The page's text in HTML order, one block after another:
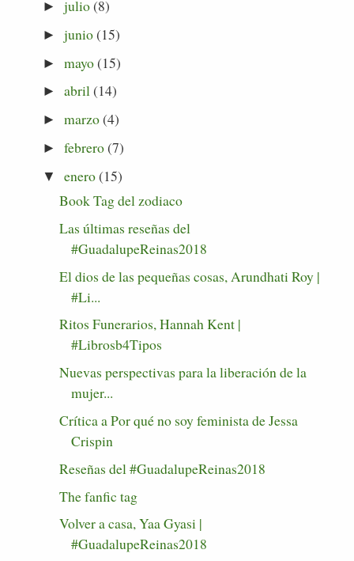
► julio(8)
► junio(15)
► mayo(15)
► abril(14)
► marzo(4)
► febrero(7)
▼ enero(15)
Book Tag del zodiaco
Las últimas reseñas del
#GuadalupeReinas2018
El dios de las pequeñas cosas, Arundhati Roy |
#Li...
Ritos Funerarios, Hannah Kent |
#Librosb4Tipos
Nuevas perspectivas para la liberación de la
mujer...
Crítica a Por qué no soy feminista de Jessa
Crispin
Reseñas del #GuadalupeReinas2018
The fanfic tag
Volver a casa, Yaa Gyasi |
#GuadalupeReinas2018